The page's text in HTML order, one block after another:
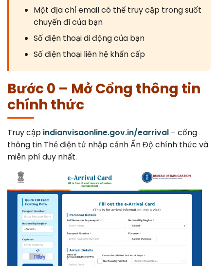
Một địa chỉ email có thể truy cập trong suốt
chuyến đi của bạn
Số điện thoại di động của bạn
Số điện thoại liên hệ khẩn cấp
Bước 0 – Mở Cổng thông tin
chính thức
Truy cập indianvisaonline.gov.in/earrival – cổng
thông tin Thẻ điện tử nhập cảnh Ấn Độ chính thức và
miễn phí duy nhất.